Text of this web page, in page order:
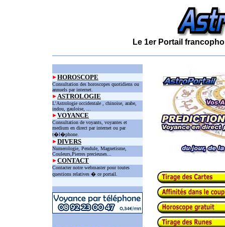
Le 1er Portail
HOROSCOPE
Consultation des horoscopes quotidiens ou
annuels par internet.
ASTROLOGIE
L'Astrologie occidentale , chinoise, arabe,
indou, gauloise, ...
VOYANCE
Consultation de voyants, voyantes et
medium en direct par internet ou par
t�l�phone.
DIVERS
Numerologie, Pendule, Magnetisme,
Couleurs,Pierres precieuses...
CONTACT
Contacter notre webmaster pour toutes
questions relatives � ce portail.